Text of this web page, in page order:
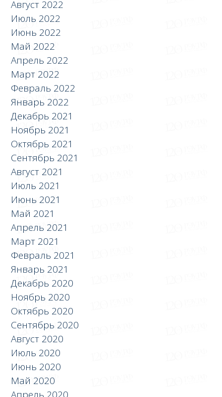
Август 2022
Июль 2022
Июнь 2022
Май 2022
Апрель 2022
Март 2022
Февраль 2022
Январь 2022
Декабрь 2021
Ноябрь 2021
Октябрь 2021
Сентябрь 2021
Август 2021
Июль 2021
Июнь 2021
Май 2021
Апрель 2021
Март 2021
Февраль 2021
Январь 2021
Декабрь 2020
Ноябрь 2020
Октябрь 2020
Сентябрь 2020
Август 2020
Июль 2020
Июнь 2020
Май 2020
Апрель 2020